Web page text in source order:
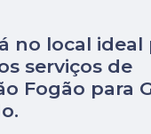
no local ideal
serviços de
Fogão para
.